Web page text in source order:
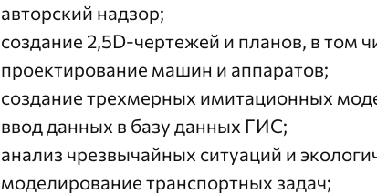
авторский надзор;
создание 2,5D-чертежей и планов, в том
проектирование машин и аппаратов;
создание трехмерных имитационных
ввод данных в базу данных ГИС;
анализ чрезвычайных ситуаций и
моделирование транспортных задач;